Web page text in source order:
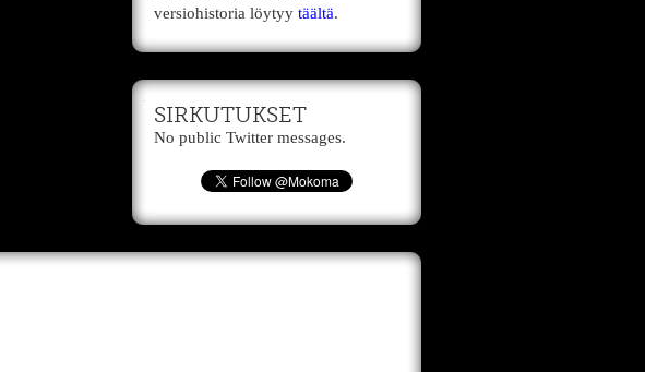
versiohistoria löytyy täältä.
SIRKUTUKSET
No public Twitter messages.